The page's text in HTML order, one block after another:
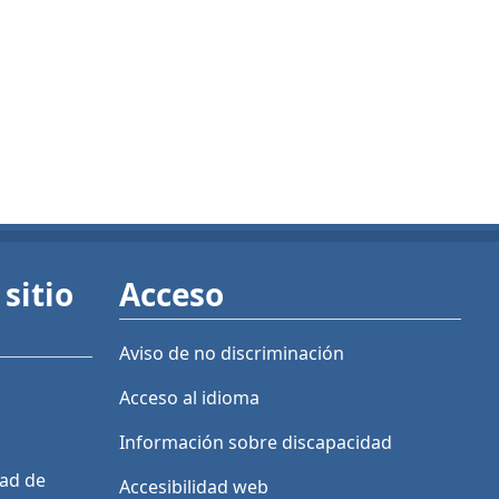
de
Acceso
Aviso de no discriminación
Acceso al idioma
Información sobre discapacidad
Accesibilidad web